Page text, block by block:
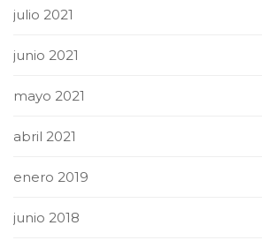
julio 2021
junio 2021
mayo 2021
abril 2021
enero 2019
junio 2018